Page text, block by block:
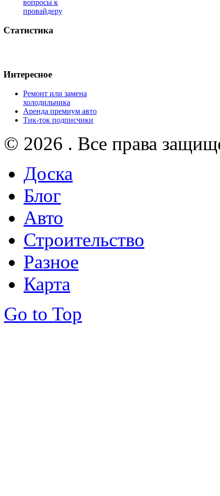
вопросы к
провайдеру
Статистика
Интересное
Ремонт или замена
холодильника
Аренда премиум авто
Тик-ток подписчики
© 2026 . Все права
Доска
Блог
Авто
Строительство
Разное
Карта
Go to Top